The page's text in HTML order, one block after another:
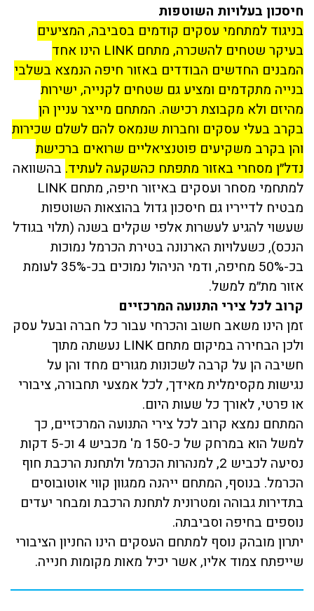
חיסכון בעלויות השוטפות
בניגוד למתחמי עסקים קודמים בסביבה, המציעים
בעיקר שטחים להשכרה, מתחם LINK הינו אחד
המבנים החדשים הבודדים באזור חיפה הנמצא בשלבי
בנייה מתקדמים ומציע גם שטחים לקנייה, ישירות
מהיזם ולא מקבוצת רכישה. המתחם מייצר עניין הן
בקרב בעלי עסקים וחברות שנמאס להם לשלם שכירות
והן בקרב משקיעים פוטנציאליים שרואים ברכישת
נדל״ן מסחרי באזור מתפתח כהשקעה לעתיד. בהשוואה
למתחמי מסחר ועסקים באיזור חיפה, מתחם LINK
מבטיח לדייריו גם חיסכון גדול בהוצאות השוטפות
שעשוי להגיע לעשרות אלפי שקלים בשנה (תלוי בגודל
הנכס), כשעלויות הארנונה בטירת הכרמל נמוכות
בכ-50% מחיפה, ודמי הניהול נמוכים בכ-35% לעומת
אזור מת״מ למשל.
קרוב לכל צירי התנועה המרכזיים
זמן הינו משאב חשוב והכרחי עבור כל חברה ובעל עסק
ולכן הבחירה במיקום מתחם LINK נעשתה מתוך
חשיבה הן על קרבה לשכונות מגורים מחד והן על
נגישות מקסימלית מאידך, לכל אמצעי תחבורה, ציבורי
או פרטי, לאורך כל שעות היום.
המתחם נמצא קרוב לכל צירי התנועה המרכזיים, כך
למשל הוא במרחק של כ-150 מ' מכביש 4 וכ-5 דקות
נסיעה לכביש 2, למנהרות הכרמל ולתחנת הרכבת חוף
הכרמל. בנוסף, המתחם ייהנה ממגוון קווי אוטובוסים
בתדירות גבוהה ומטרונית לתחנת הרכבת ומבחר יעדים
נוספים בחיפה וסביבתה.
יתרון מובהק נוסף למתחם העסקים הינו החניון הציבורי
שייפתח צמוד אליו, אשר יכיל מאות מקומות חנייה.